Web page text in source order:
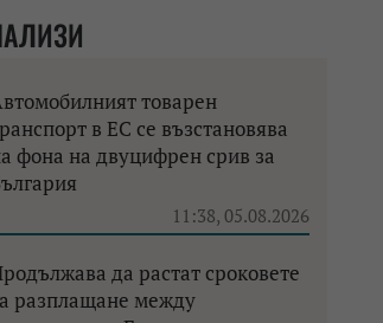
товарен
в ЕС се възстановява
фона на двуцифрен срив за
11:38, 05.08.2026
да растат сроковете
разплащане между